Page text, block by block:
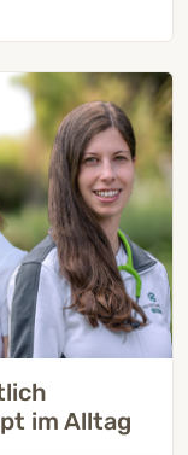
im Alltag